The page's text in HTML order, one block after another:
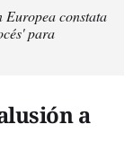
constata
para
a